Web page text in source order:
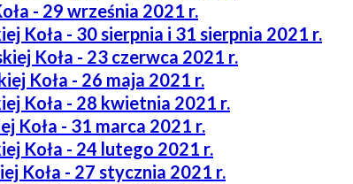
- 29 września 2021 r.
Koła - 30 sierpnia i 31 sierpnia 2021 r.
Koła - 23 czerwca 2021 r.
Koła - 26 maja 2021 r.
Koła - 28 kwietnia 2021 r.
Koła - 31 marca 2021 r.
Koła - 24 lutego 2021 r.
Koła - 27 stycznia 2021 r.